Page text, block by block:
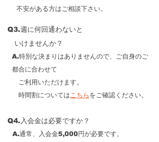
不安がある方はご相談下さい。
Q3.週に何回通わないと
いけませんか？
A.特別な決まりはありませんので、ご自身のご
都合に合わせて
ご利用いただけます。
​​ 時間割についてはこちら をご確認ください。
Q4.入会金は必要ですか？
A.通常、
入会金5,000円が必要です。